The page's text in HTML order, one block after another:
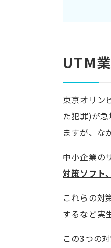
UTM
東京オリン
た犯罪)が
ますが、な
中小企業の
対策ソフト
これらの対
するなど実
この3つの